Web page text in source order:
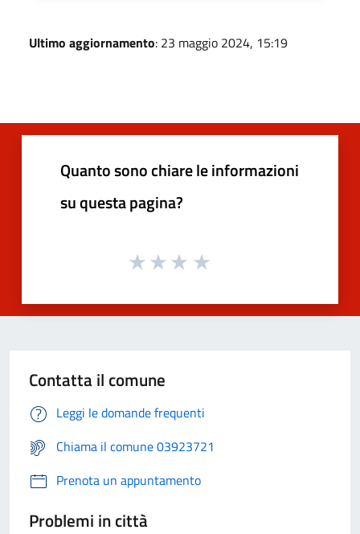
Ultimo aggiornamento: 23 maggio 2024, 15:19
Quanto sono chiare le informazioni
su questa pagina?
Contatta il comune
Leggi le domande frequenti
Chiama il comune 03923721
Prenota un appuntamento
Problemi in città